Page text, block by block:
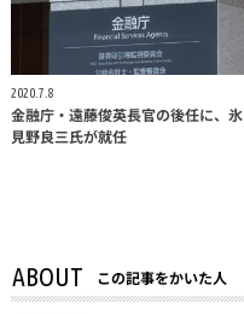
2020.7.8
金融庁・遠藤俊英長官の後任に、氷
見野良三氏が就任
ABOUT この記事をかいた人